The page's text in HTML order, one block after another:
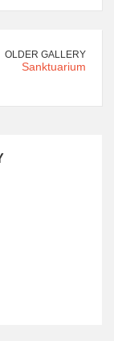
OLDER GALLERY
Sanktuarium